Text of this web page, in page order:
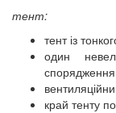
тент:
тент із
один
спорядження
край тенту